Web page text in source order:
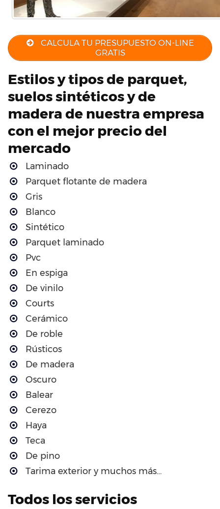
CALCULA TU PRESUPUESTO ON-LINE
GRATIS
Estilos y tipos de parquet,
suelos sintéticos y de
madera de nuestra empresa
con el mejor precio del
mercado
Laminado
Parquet flotante de madera
Gris
Blanco
Sintético
Parquet laminado
Pvc
En espiga
De vinilo
Courts
Cerámico
De roble
Rústicos
De madera
Oscuro
Balear
Cerezo
Haya
Teca
De pino
Tarima exterior y muchos más…
Todos los servicios